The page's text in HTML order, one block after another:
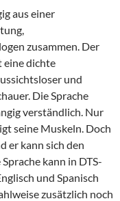
aus einer
zusammen. Der
eine dichte
und
Die Sprache
verständlich. Nur
seine Muskeln. Doch
er kann sich den
kann in DTS-
und Spanisch
zusätzlich noch